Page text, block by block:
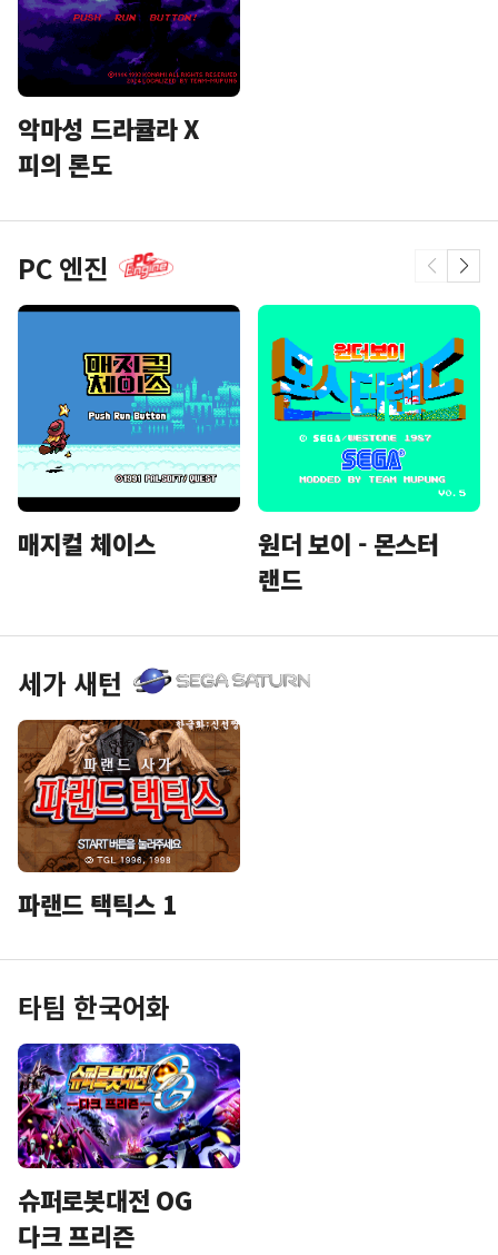
악마성 드라큘라 X
피의 론도
PC 엔진
매지컬 체이스
원더 보이 - 몬스터
랜드
세가 새턴
파랜드 택틱스 1
타팀 한국어화
슈퍼로봇대전 OG
다크 프리즌